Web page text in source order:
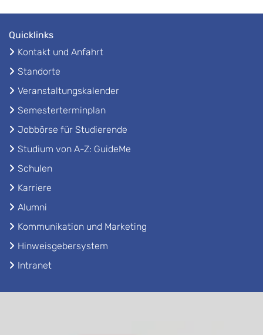
Quicklinks
Kontakt und Anfahrt
Standorte
Veranstaltungskalender
Semesterterminplan
Jobbörse für Studierende
Studium von A-Z: GuideMe
Schulen
Karriere
Alumni
Kommunikation und Marketing
Hinweisgebersystem
Intranet